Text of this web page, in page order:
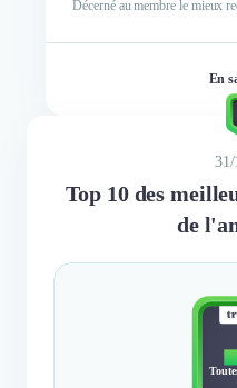
Décerné au membre le mieux
En
31/
Top 10 des
de